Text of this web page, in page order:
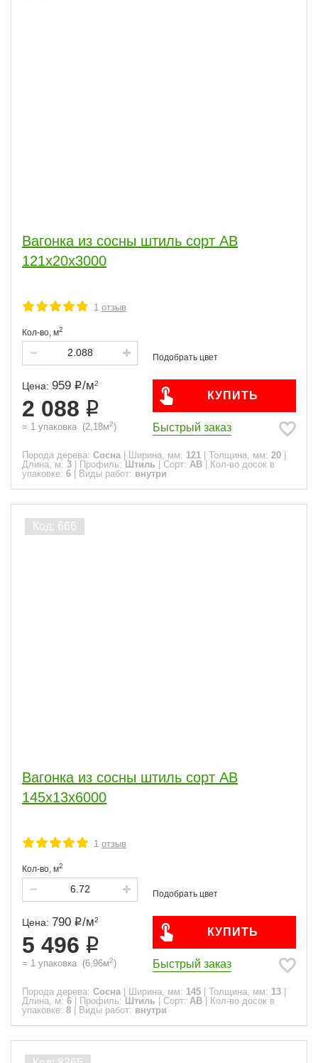
Вагонка из сосны штиль сорт АВ
121x20x3000
1 отзыв
Кол-во, м2
Цена: 959 /м2
2 088
= 1 упаковка (2,18м2)
КУПИТЬ
Быстрый заказ
Порода дерева: Сосна Ширина, мм: 121 Толщина, мм: 20
Длина, м: 3 Профиль: Штиль Сорт: АВ
Кол-во досок в
упаковке: 6 Виды работ: внутри
Вагонка из сосны штиль сорт АВ
145x13x6000
1 отзыв
Кол-во, м2
Цена: 790 /м2
5 496
= 1 упаковка (6,96м2)
КУПИТЬ
Быстрый заказ
Порода дерева: Сосна Ширина, мм: 145 Толщина, мм: 13
Длина, м: 6 Профиль: Штиль Сорт: АВ
Кол-во досок в
упаковке: 8 Виды работ: внутри